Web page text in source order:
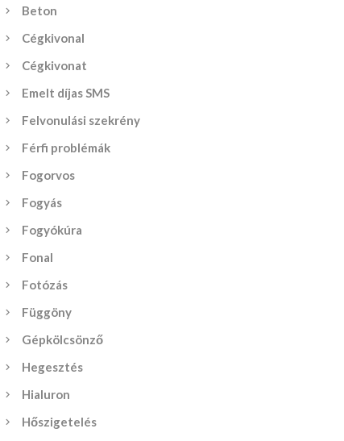
Beton
Cégkivonal
Cégkivonat
Emelt díjas SMS
Felvonulási szekrény
Férfi problémák
Fogorvos
Fogyás
Fogyókúra
Fonal
Fotózás
Függöny
Gépkölcsönző
Hegesztés
Hialuron
Hőszigetelés